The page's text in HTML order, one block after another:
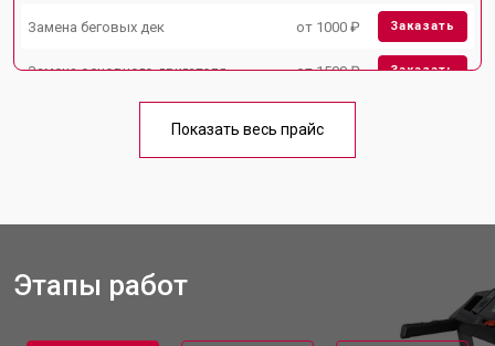
Замена беговых дек от 1000 ₽ Заказать
Замена основного двигателя от 1500 ₽ Заказать
Обслуживание беговой дорожки
Замена платы управления от 800 ₽
Показать весь прайс
Этапы работ